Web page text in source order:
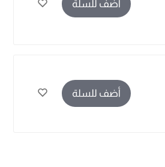
أضف للسلة
أضف للسلة